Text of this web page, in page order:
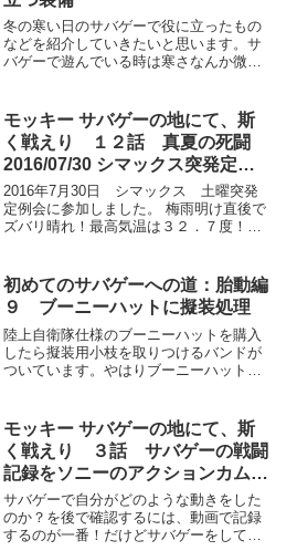
冬の寒い日のサバゲーで役に立ったもの
などを紹介していきたいと思います。サ
バゲーで遊んでいる時は寒さなんか微塵
が汗冷えです。特に寒い冬場だと風邪な
どを引いてしまいます。
モッキー サバゲーの地にて、斯
く戦えり １２話 真夏の死闘
2016/07/30 シマックス突発定例
会 戦闘詳報
2016年7月30日 シマックス 土曜突発
定例会に参加しました。 梅雨明け直後で
ズバリ晴れ！最高気温は３２．７度！夏
敵と暑さと戦い軽い熱中症になりながら
生き残ることが出来ました。
初めてのサバゲーへの道：胎動編
９ ブーニーハットに擬装処理
陸上自衛隊仕様のブーニーハットを購入
したら擬装用小枝を取りつけるバンドが
ついています。やはりブーニーハットに
のも面倒なので、100均のダイソーで造花
用葉っぱを購入して取り付けました。
モッキー サバゲーの地にて、斯
く戦えり ３話 サバゲーの戦闘
記録をソニーのアクションカムで
撮る
サバゲーで自分がどのような動きをした
のか？を後で確認するには、動画で記録
するのが一番！だけどサバゲーをしてい